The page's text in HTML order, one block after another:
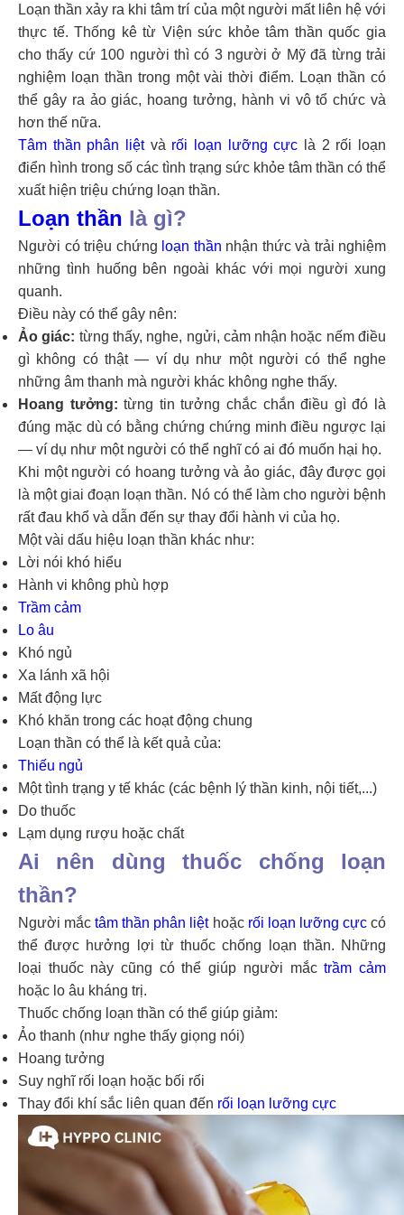
Loạn thần xảy ra khi tâm trí của một người mất liên hệ với
thực tế. Thống kê từ Viện sức khỏe tâm thần quốc gia
cho thấy cứ 100 người thì có 3 người ở Mỹ đã từng trải
nghiệm loạn thần trong một vài thời điểm. Loạn thần có
thể gây ra ảo giác, hoang tưởng, hành vi vô tổ chức và
hơn thế nữa.
Tâm thần phân liệtvà rối loạn lưỡng cực là 2 rối loạn
điển hình trong số các tình trạng sức khỏe tâm thần có thể
xuất hiện triệu chứng loạn thần.
Loạn thần là gì?
Người có triệu chứng loạn thần nhận thức và trải nghiệm
những tình huống bên ngoài khác với mọi người xung
quanh.
Điều này có thể gây nên:
Ảo giác: từng thấy, nghe, ngửi, cảm nhận hoặc nếm điều
gì không có thật — ví dụ như một người có thể nghe
những âm thanh mà người khác không nghe thấy.
Hoang tưởng: từng tin tưởng chắc chắn điều gì đó là
đúng mặc dù có bằng chứng chứng minh điều ngược lại
— ví dụ như một người có thể nghĩ có ai đó muốn hại họ.
Khi một người có hoang tưởng và ảo giác, đây được gọi
là một giai đoạn loạn thần. Nó có thể làm cho người bệnh
rất đau khổ và dẫn đến sự thay đổi hành vi của họ.
Một vài dấu hiệu loạn thần khác như:
Lời nói khó hiểu
Hành vi không phù hợp
Trầm cảm
Lo âu
Khó ngủ
Xa lánh xã hội
Mất động lực
Khó khăn trong các hoạt động chung
Loạn thần có thể là kết quả của:
Thiếu ngủ
Một tình trạng y tế khác (các bệnh lý thần kinh, nội tiết,...)
Do thuốc
Lạm dụng rượu hoặc chất
Ai nên dùng thuốc chống loạn
thần?
Người mắctâm thần phân liệthoặc rối loạn lưỡng cựccó
thể được hưởng lợi từ thuốc chống loạn thần. Những
loại thuốc này cũng có thể giúp người mắctrầm cảm
hoặc lo âu kháng trị.
Thuốc chống loạn thần có thể giúp giảm:
Ảo thanh (như nghe thấy giọng nói)
Hoang tưởng
Suy nghĩ rối loạn hoặc bối rối
Thay đổi khí sắc liên quan đến rối loạn lưỡng cực